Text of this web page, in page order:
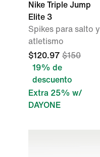
Nike Triple Jump
Elite 3
Spikes para salto y
atletismo
$120.97 $150
19% de
descuento
Extra 25% w/
DAYONE